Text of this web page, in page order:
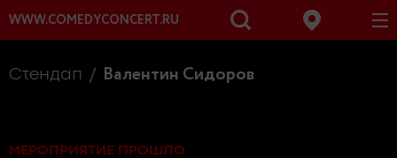
WWW.COMEDYCONCERT.RU
Стендап Валентин Сидоров
МЕРОПРИЯТИЕ ПРОШЛО